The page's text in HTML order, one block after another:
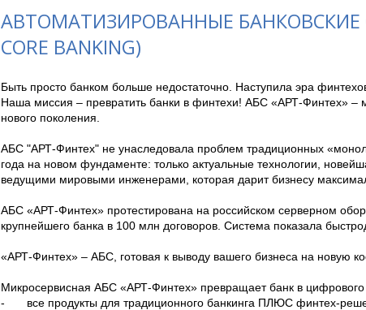
АВТОМАТИЗИРОВАННЫЕ БАНКОВСКИЕ
CORE BANKING)
Быть просто банком больше недостаточно. Наступила эра
Наша миссия – превратить банки в финтехи! АБС «АРТ-Финтех» –
нового поколения.
АБС "АРТ-Финтех" не унаследовала проблем традиционных
года на новом фундаменте: только актуальные технологии,
ведущими мировыми инженерами, которая дарит бизнесу
АБС «АРТ-Финтех» протестирована на российском серверном
крупнейшего банка в 100 млн договоров. Система показала
«АРТ-Финтех» – АБС, готовая к выводу вашего бизнеса на новую
Микросервисная АБС «АРТ-Финтех» превращает банк в
-	все продукты для традиционного банкинга ПЛЮС финтех-решения, которые оставят конкурентов